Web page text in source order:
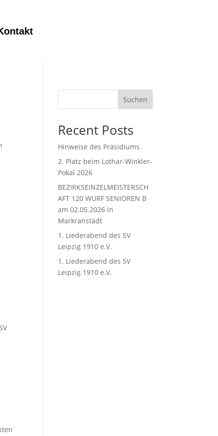
Suchen
Recent Posts
Hinweise des Präsidiums
2. Platz beim Lothar-Winkler-
Pokal 2026
BEZIRKSEINZELMEISTERSCH
AFT 120 WURF SENIOREN B
am 02.05.2026 in
Markranstädt
1. Liederabend des SV
Leipzig 1910 e.V.
1. Liederabend des SV
Leipzig 1910 e.V.